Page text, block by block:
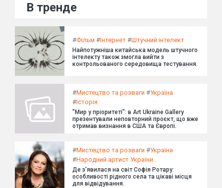
В тренде
#Фільм #Інтернет #Штучний інтелект
Найпотужніша китайська модель штучного
інтелекту також змогла вийти з
контрольованого середовища тестування.
#Мистецтво та розваги #Україна
#Історія
"Мир у пріоритеті": в Art Ukraine Gallery
презентували неповторний проєкт, що вже
отримав визнання в США та Європі.
#Мистецтво та розваги #Україна
#Народний артист України
Де з'явилася на світ Софія Ротару:
особливості рідного села та цікаві місця
для відвідування.